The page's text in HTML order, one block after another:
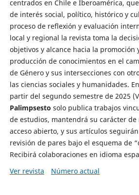
centrados en Chile e Iberoamérica,
de interés social, político, histórico y
proceso de reflexión y evaluación
local y regional la revista toma la
objetivos y alcance hacia la promoción
producción de conocimientos en el
de Género y sus intersecciones con
las ciencias sociales y humanidades.
partir del segundo semestre de 2025
Palimpsesto solo publica trabajos
de estudios, mantendrá su carácter
acceso abierto, y sus artículos
revisión de pares bajo el esquema de
Recibirá colaboraciones en idioma
Ver revista
Número actual